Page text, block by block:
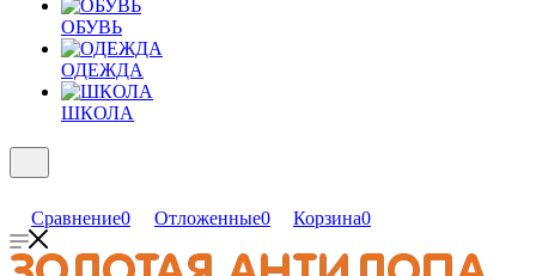
ОБУВЬ
ОДЕЖДА
ШКОЛА
Сравнение0 Отложенные0 Корзина0